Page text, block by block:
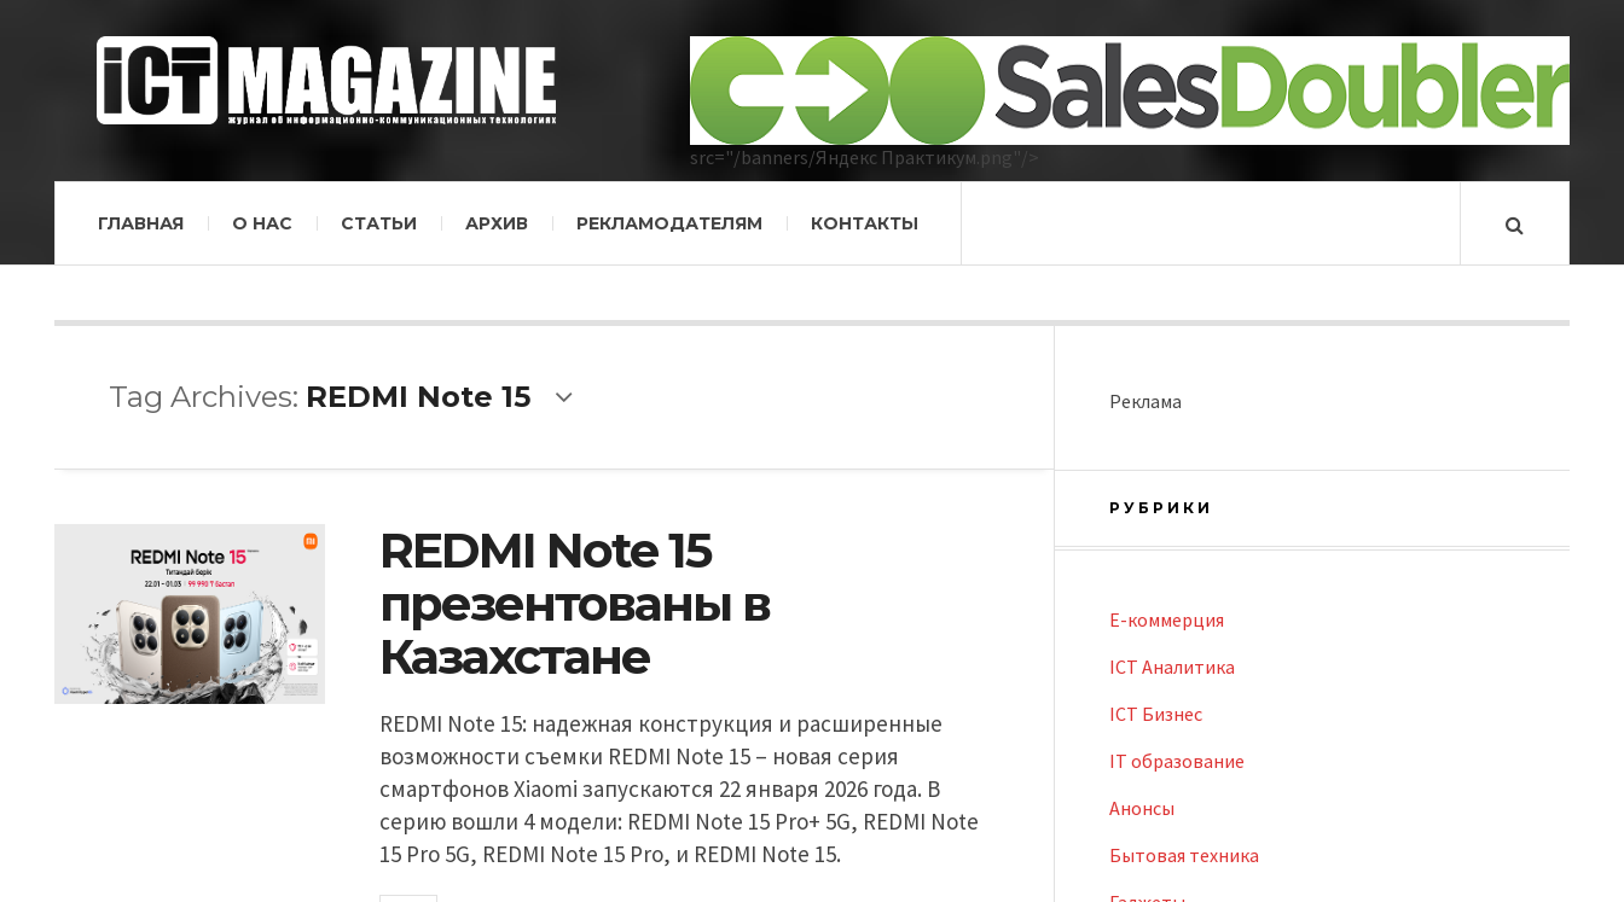
src="/banners/Яндекс Практикум.png"/>
ГЛАВНАЯ О НАС СТАТЬИ АРХИВ РЕКЛАМОДАТЕЛЯМ КОНТАКТЫ
Tag Archives: REDMI Note 15
REDMI Note 15
презентованы в
Казахстане
REDMI Note 15: надежная конструкция и расширенные
возможности съемки REDMI Note 15 – новая серия
смартфонов Xiaomi запускаются 22 января 2026 года. В
серию вошли 4 модели: REDMI Note 15 Pro+ 5G, REDMI Note
15 Pro 5G, REDMI Note 15 Pro, и REDMI Note 15.
Реклама
РУБРИКИ
E-коммерция
ICT Аналитика
ICT Бизнес
IT образование
Анонсы
Бытовая техника